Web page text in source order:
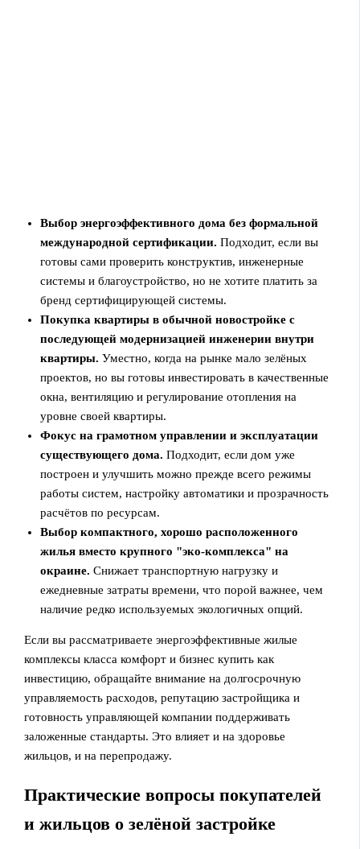
Выбор энергоэффективного дома без формальной
международной сертификации. Подходит, если вы
готовы сами проверить конструктив, инженерные
системы и благоустройство, но не хотите платить за
бренд сертифицирующей системы.
Покупка квартиры в обычной новостройке с
последующей модернизацией инженерии внутри
квартиры. Уместно, когда на рынке мало зелёных
проектов, но вы готовы инвестировать в качественные
окна, вентиляцию и регулирование отопления на
уровне своей квартиры.
Фокус на грамотном управлении и эксплуатации
существующего дома. Подходит, если дом уже
построен и улучшить можно прежде всего режимы
работы систем, настройку автоматики и прозрачность
расчётов по ресурсам.
Выбор компактного, хорошо расположенного
жилья вместо крупного "эко-комплекса" на
окраине. Снижает транспортную нагрузку и
ежедневные затраты времени, что порой важнее, чем
наличие редко используемых экологичных опций.
Если вы рассматриваете энергоэффективные жилые
комплексы класса комфорт и бизнес купить как
инвестицию, обращайте внимание на долгосрочную
управляемость расходов, репутацию застройщика и
готовность управляющей компании поддерживать
заложенные стандарты. Это влияет и на здоровье
жильцов, и на перепродажу.
Практические вопросы покупателей
и жильцов о зелёной застройке